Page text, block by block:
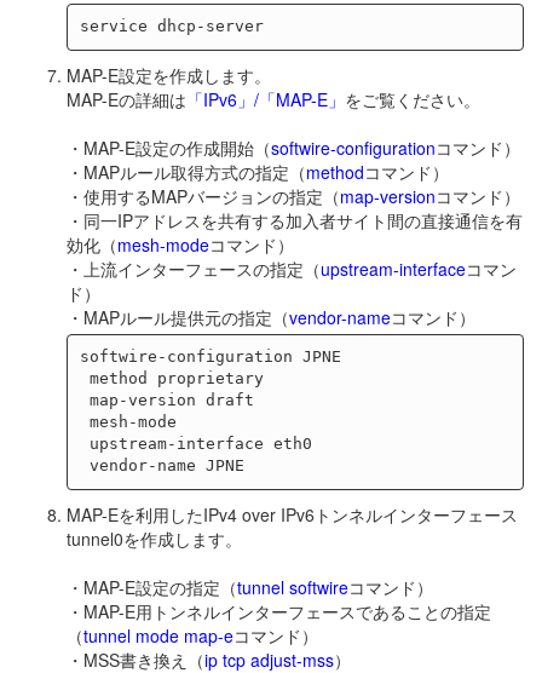
service dhcp-server
MAP-E設定を作成します。
MAP-Eの詳細は 「IPv6」/「MAP-E」 をご覧ください。
・MAP-E設定の作成開始（softwire-configurationコマンド）
・MAPルール取得方式の指定（methodコマンド）
・使用するMAPバージョンの指定（map-versionコマンド）
・同一IPアドレスを共有する加入者サイト間の直接通信を有
効化（mesh-modeコマンド）
・上流インターフェースの指定（upstream-interfaceコマン
ド）
・MAPルール提供元の指定（vendor-nameコマンド）
softwire-configuration JPNE
MAP-Eを利用したIPv4 over IPv6トンネルインターフェース
tunnel0を作成します。
・MAP-E設定の指定（tunnel softwireコマンド）
・MAP-E用トンネルインターフェースであることの指定
（tunnel mode map-eコマンド）
・MSS書き換え（ip tcp adjust-mss）